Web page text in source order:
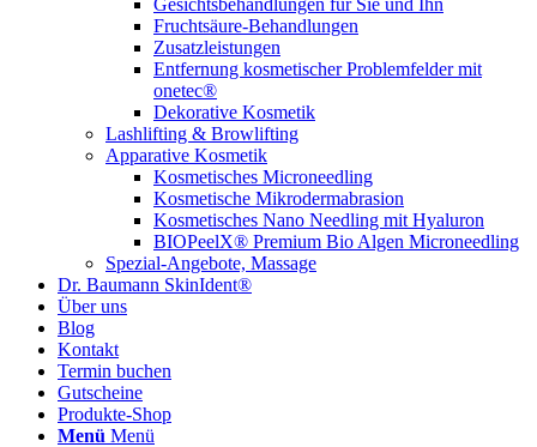
Gesichtsbehandlungen für Sie und Ihn
Fruchtsäure-Behandlungen
Zusatzleistungen
Entfernung kosmetischer Problemfelder mit
onetec®
Dekorative Kosmetik
Lashlifting & Browlifting
Apparative Kosmetik
Kosmetisches Microneedling
Kosmetische Mikrodermabrasion
Kosmetisches Nano Needling mit Hyaluron
BIOPeelX® Premium Bio Algen Microneedling
Spezial-Angebote, Massage
Dr. Baumann SkinIdent®
Über uns
Blog
Kontakt
Termin buchen
Gutscheine
Produkte-Shop
Menü Menü